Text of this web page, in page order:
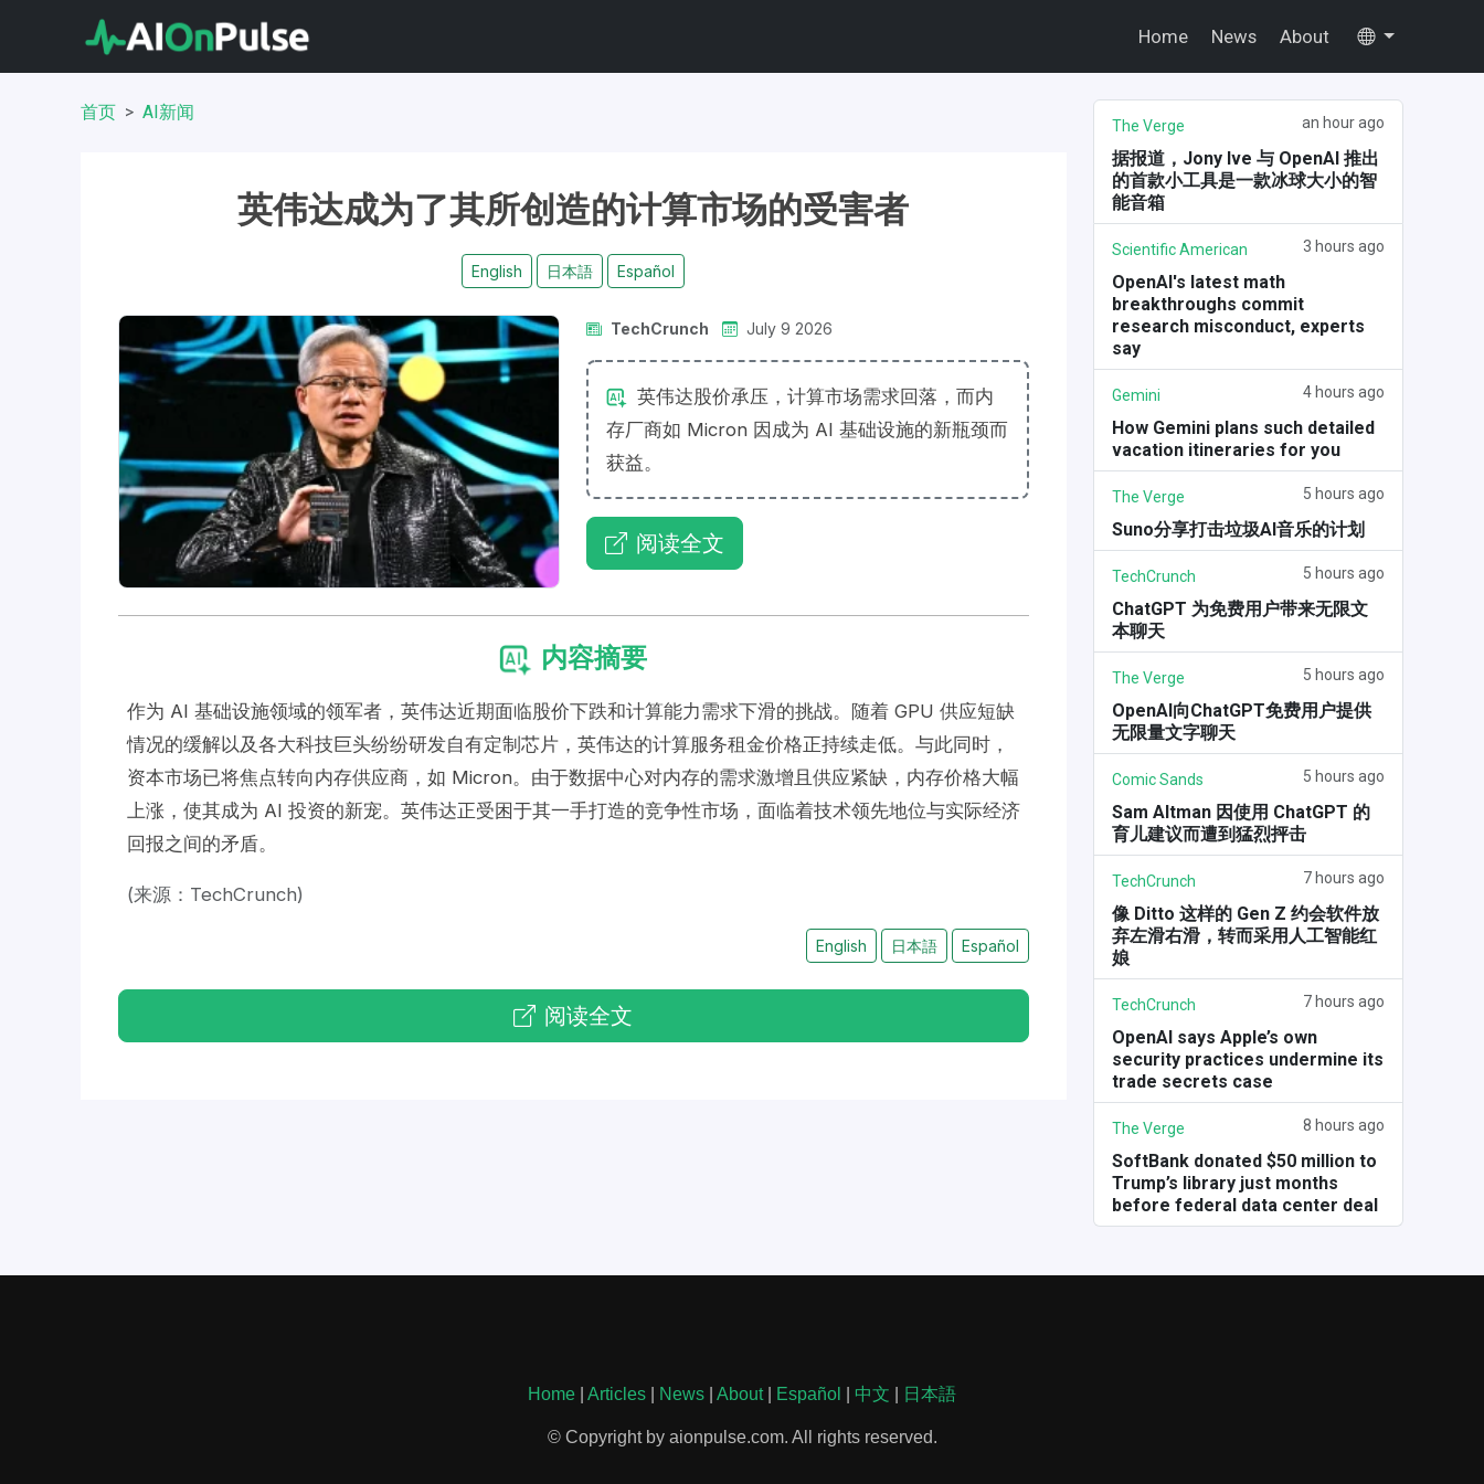
Home News About
首页 AI新闻
英伟达成为了其所创造的计算市场的受害者
English 日本語 Español
TechCrunch July 9 2026
英伟达股价承压，计算市场需求回落，而内
存厂商如 Micron 因成为 AI 基础设施的新瓶颈而
获益。
阅读全文
内容摘要
作为 AI 基础设施领域的领军者，英伟达近期面临股价下跌和计算能力需求下滑的挑战。随着 GPU 供应短缺
情况的缓解以及各大科技巨头纷纷研发自有定制芯片，英伟达的计算服务租金价格正持续走低。与此同时，
资本市场已将焦点转向内存供应商，如 Micron。由于数据中心对内存的需求激增且供应紧缺，内存价格大幅
上涨，使其成为 AI 投资的新宠。英伟达正受困于其一手打造的竞争性市场，面临着技术领先地位与实际经济
回报之间的矛盾。
(来源：TechCrunch)
English 日本語 Español
阅读全文
The Verge an hour ago
据报道，Jony Ive 与 OpenAI 推出
的首款小工具是一款冰球大小的智
能音箱
Scientific American 3 hours ago
OpenAI's latest math
breakthroughs commit
research misconduct, experts
say
Gemini 4 hours ago
How Gemini plans such detailed
vacation itineraries for you
The Verge 5 hours ago
Suno分享打击垃圾AI音乐的计划
TechCrunch 5 hours ago
ChatGPT 为免费用户带来无限文
本聊天
The Verge 5 hours ago
OpenAI向ChatGPT免费用户提供
无限量文字聊天
Comic Sands 5 hours ago
Sam Altman 因使用 ChatGPT 的
育儿建议而遭到猛烈抨击
TechCrunch 7 hours ago
像 Ditto 这样的 Gen Z 约会软件放
弃左滑右滑，转而采用人工智能红
娘
TechCrunch 7 hours ago
OpenAI says Apple’s own
security practices undermine its
trade secrets case
The Verge 8 hours ago
SoftBank donated $50 million to
Trump’s library just months
before federal data center deal
Home Articles News About| Español 中文 日本語
© Copyright by aionpulse.com. All rights reserved.